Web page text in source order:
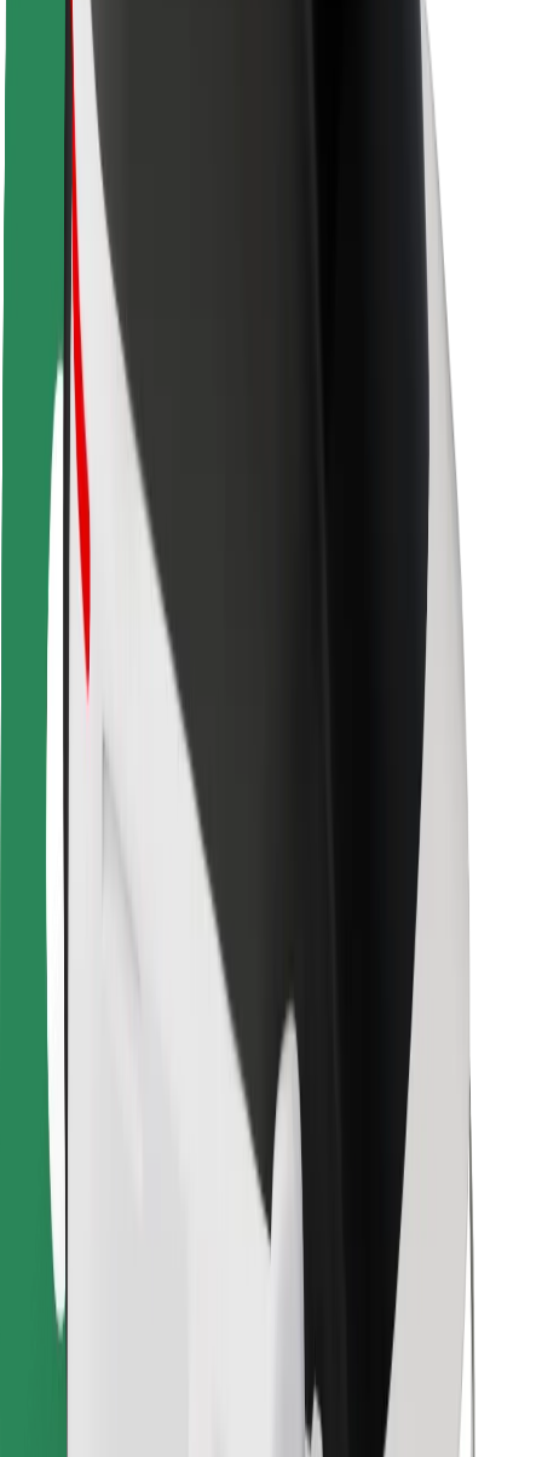
Villes
Emplacements
Solutions pour les villes
Aéroports
Stations de charge Bolt
Support
Pour les passagers
Pour les chauffeurs
Pour les livreurs
Bolt Food
Pour les propriétaires de flotte
Pour les restaurants
Bolt for Business
Fournisseurs
Conditions générales
Obtenez un trajet en quelques minutes !
Télécharger l'appli Bolt
Retrouvez tous vos plats favoris !
Télécharger l'appli Bolt Food